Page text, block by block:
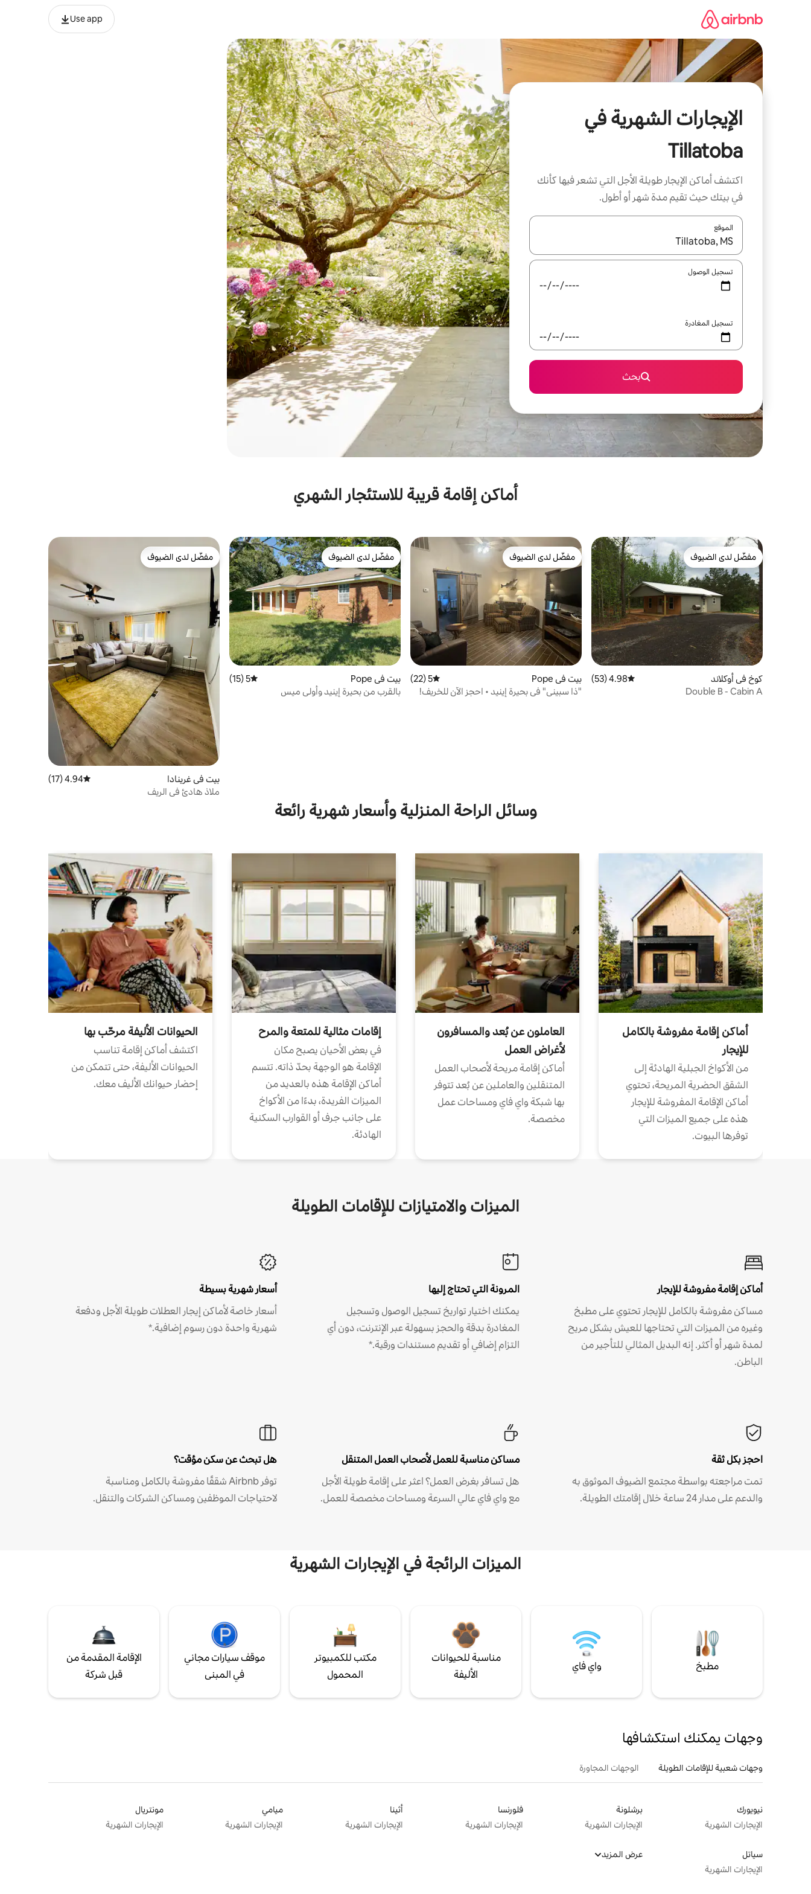
Use app
الإيجارات الشهرية في
Tillatoba
اكتشف أماكن الإيجار طويلة الأجل التي تشعر فيها كأنك
في بيتك حيث تقيم مدة شهر أو أطول.
الموقع
عند توفر النتائج، انتقل باستخدام السهمين لأعلى ولأسفل أو استكشف عن طريق اللمس أو السحب.
تسجيل الوصول
تسجيل المغادرة
بحث
أماكن إقامة قريبة للاستئجار الشهري
مفضّل لدى الضيوف
مفضّل لدى الضيوف
كوخ في أوكلاند متوسط التقييم 4.98 من 5، 53 مراجعات
4.98 (53)
Double B - Cabin A
مفضّل لدى الضيوف
مفضّل لدى الضيوف
بيت في Pope متوسط التقييم 5 من 5، 22 مراجعات
5 (22)
"ذا سبيني" في بحيرة إينيد • احجز الآن للخريف!
مفضّل لدى الضيوف
مفضّل لدى الضيوف
بيت في Pope متوسط التقييم 5 من 5، 15 مراجعات
5 (15)
بالقرب من بحيرة إينيد وأولي ميس
مفضّل لدى الضيوف
مفضّل لدى الضيوف
بيت في غرينادا متوسط التقييم 4.94 من 5، 17 مراجعات
4.94 (17)
ملاذ هادئ في الريف
وسائل الراحة المنزلية وأسعار شهرية رائعة
أماكن إقامة مفروشة بالكامل
للإيجار
من الأكواخ الجبلية الهادئة إلى
الشقق الحضرية المريحة، تحتوي
أماكن الإقامة المفروشة للإيجار
هذه على جميع الميزات التي
توفرها البيوت.
العاملون عن بُعد والمسافرون
لأغراض العمل
أماكن إقامة مريحة لأصحاب العمل
المتنقلين والعاملين عن بُعد تتوفر
بها شبكة واي فاي ومساحات عمل
مخصصة.
إقامات مثالية للمتعة والمرح
في بعض الأحيان يصبح مكان
الإقامة هو الوجهة بحدّ ذاته. تتسم
أماكن الإقامة هذه بالعديد من
الميزات الفريدة، بدءًا من الأكواخ
على جانب جرف أو القوارب السكنية
الهادئة.
الحيوانات الأليفة مرحّب بها
اكتشف أماكن إقامة تناسب
الحيوانات الأليفة، حتى تتمكن من
إحضار حيوانك الأليف معك.
الميزات والامتيازات للإقامات الطويلة
أماكن إقامة مفروشة للإيجار
مساكن مفروشة بالكامل للإيجار تحتوي على مطبخ
وغيره من الميزات التي تحتاجها للعيش بشكل مريح
لمدة شهر أو أكثر. إنه البديل المثالي للتأجير من
الباطن.
المرونة التي تحتاج إليها
يمكنك اختيار تواريخ تسجيل الوصول وتسجيل
المغادرة بدقة والحجز بسهولة عبر الإنترنت، دون أي
التزام إضافي أو تقديم مستندات ورقية.*
أسعار شهرية بسيطة
أسعار خاصة لأماكن إيجار العطلات طويلة الأجل ودفعة
شهرية واحدة دون رسوم إضافية.*
احجز بكل ثقة
تمت مراجعته بواسطة مجتمع الضيوف الموثوق به
والدعم على مدار 24 ساعة خلال إقامتك الطويلة.
مساكن مناسبة للعمل لأصحاب العمل المتنقل
هل تسافر بغرض العمل؟ اعثر على إقامة طويلة الأجل
مع واي فاي عالي السرعة ومساحات مخصصة للعمل.
هل تبحث عن سكن مؤقت؟
توفر Airbnb شققًا مفروشة بالكامل ومناسبة
لاحتياجات الموظفين ومساكن الشركات والتنقل.
الميزات الرائجة في الإيجارات الشهرية
مطبخ واي فاي
مناسبة للحيوانات
الأليفة
مكتب للكمبيوتر
المحمول
موقف سيارات مجاني
في المبنى
الإقامة المقدمة من
قبل شركة
وجهات يمكنك استكشافها
وجهات شعبية للإقامات الطويلة الوجهات المجاورة
نيويورك
الإيجارات الشهرية
برشلونة
الإيجارات الشهرية
فلورنسا
الإيجارات الشهرية
أثينا
الإيجارات الشهرية
ميامي
الإيجارات الشهرية
مونتريال
الإيجارات الشهرية
سياتل
الإيجارات الشهرية
عرض المزيد